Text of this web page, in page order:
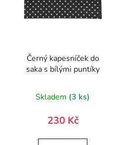
Černý kapesníček do
saka s bílými puntíky
Skladem (3 ks)
230 Kč